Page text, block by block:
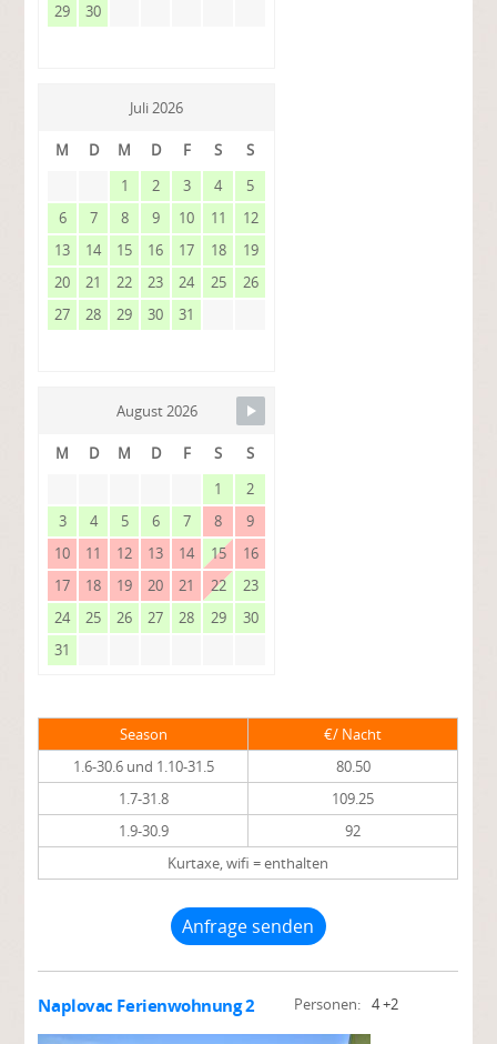
29
30
Juli 2026
M D M D F S
S
1
2 3 4
5
6
7 8 9 10 11
12
13
14 15 16 17 18
19
20
21 22 23 24 25
26
27
28 29 30 31
August 2026
M D M D F S
S
1
2
3
4 5 6 7 8
9
10
11 12 13 14 15
16
17
18 19 20 21 22
23
24
25 26 27 28 29
30
31
Season
€/ Nacht
1.6-30.6 und 1.10-31.5
80.50
1.7-31.8
109.25
1.9-30.9
92
Kurtaxe, wifi = enthalten
Anfrage senden
Naplovac Ferienwohnung 2 Personen: 4 +2